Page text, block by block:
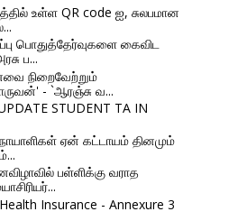
உள்ள QR code ஐ, சுலபமான
பொதுத்தேர்வுகளை கைவிட
ப...
நிறைவேற்றும்
- `ஆரஞ்சு வ...
STUDENT TA IN
ஏன் கட்டாயம் தினமும்
பள்ளிக்கு வராத
Insurance - Annexure 3